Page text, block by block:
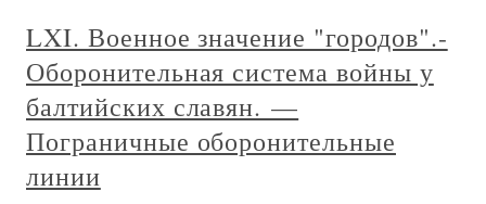
LXI. Военное значение "городов".-
Оборонительная система войны у
балтийских славян. —
Пограничные оборонительные
линии